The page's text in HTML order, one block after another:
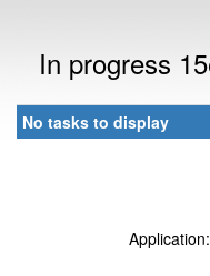
In progress
No tasks to display
Application: